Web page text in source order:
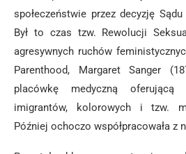
społeczeństwie przez decyzję
Był to czas tzw. Rewolucji
agresywnych ruchów
Parenthood, Margaret Sanger
placówkę medyczną oferującą
imigrantów, kolorowych i tzw.
Później ochoczo współpracowała z